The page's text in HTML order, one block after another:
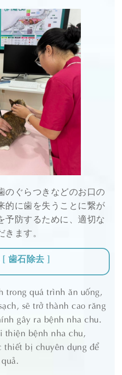
のぐらつきなどのお口の
的に歯を失うことに繋が
予防するために、適切な
ます。
[ 歯石除去 ]
trong quá trình ăn uống,
sẽ trở thành cao răng
gây ra bệnh nha chu.
thiện bệnh nha chu,
thiết bị chuyên dụng để